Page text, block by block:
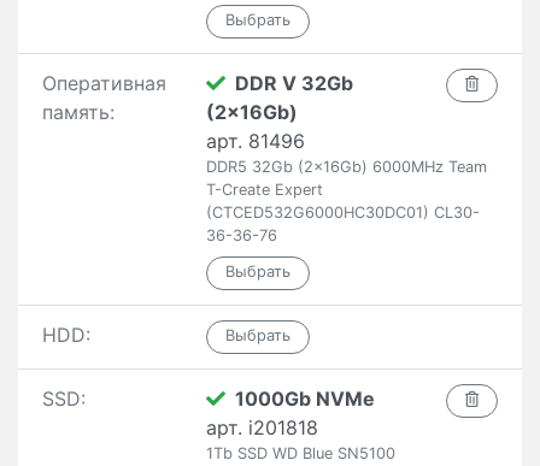
Оперативная
память:
DDR V 32Gb
(2x16Gb)
арт. 81496
DDR5 32Gb (2x16Gb) 6000MHz Team
T-Create Expert
(CTCED532G6000HC30DC01) CL30-
36-36-76
HDD:
SSD:
1000Gb NVMe
арт. i201818
1Tb SSD WD Blue SN5100